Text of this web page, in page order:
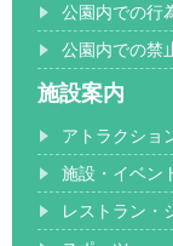
公園内での行
公園内での禁
施設案内
アトラクショ
施設・イベン
レストラン・